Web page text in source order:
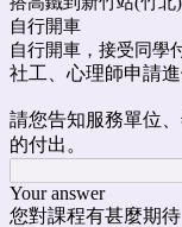
自行開車
自行開車，接受同學
社工、心理師申請
請您告知服務單位
的付出。
Your answer
您對課程有甚麼期待